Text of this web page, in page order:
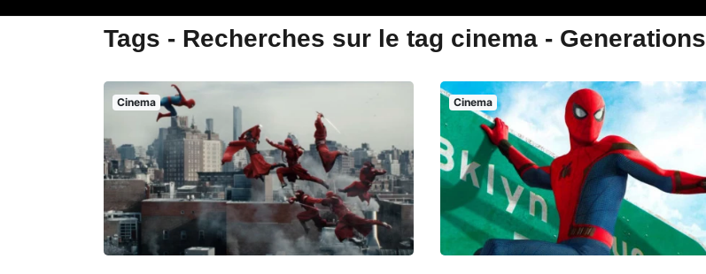
Tags - Recherches sur le tag cinema - Generations
Cinema Cinema